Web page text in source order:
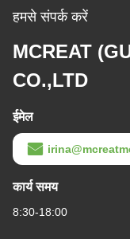
हमसे संपर्क करें
MCREAT
CO.,LTD
ईमेल
कार्य समय
8:30-18:00